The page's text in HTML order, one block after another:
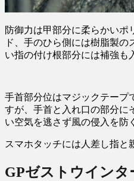
防御力は甲部分に柔らかいポ
ド、手のひら側には樹脂製
い指の付け根部分には補強も
手首部分位はマジックテープ
すが、手首と入れ口の部分に
い空気を逃さず風の侵入を防
スマホタッチには人差し指と
GPゼストウインタ